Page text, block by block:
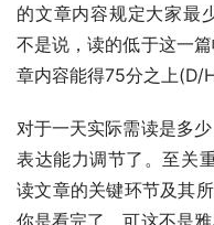
的文章内容规定大家最
不是说，读的低于这一
章内容能得75分之上(D/
对于一天实际需读是多
表达能力调节了。至关
读文章的关键环节及其
你是看完了，可这不是